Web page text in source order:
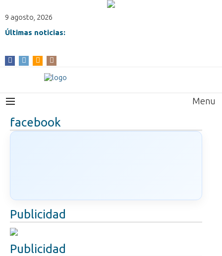
9 agosto, 2026
Últimas noticias:
Menu
facebook
Publicidad
Publicidad